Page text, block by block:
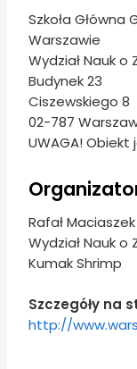
Szkoła
Warszawie
Wydział Nauk o
Budynek 23
Ciszewskiego 8
02-787
UWAGA!
Rafał Maciaszek
Wydział Nauk o
Kumak Shrimp
Szczegóły na
http://